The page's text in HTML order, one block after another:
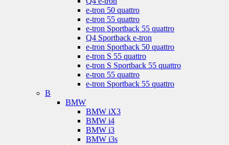
e-tron 50 quattro
e-tron 55 quattro
e-tron Sportback 55 quattro
Q4 Sportback e-tron
e-tron Sportback 50 quattro
e-tron S 55 quattro
e-tron S Sportback 55 quattro
e-tron 55 quattro
e-tron Sportback 55 quattro
B
BMW
BMW iX3
BMW i4
BMW i3
BMW i3s